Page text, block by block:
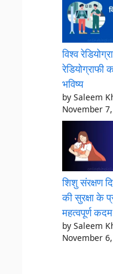
विश्व
रेडियोग्राफी
भविष्य
by Saleem
November
शिशु संरक्षण
की सुरक्षा के
महत्वपूर्ण कदम
by Saleem
November